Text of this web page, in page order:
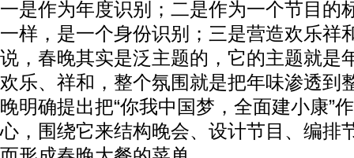
一是作为年度识别；二是作为一个节目的
一样，是一个身份识别；三是营造欢乐祥
说，春晚其实是泛主题的，它的主题就是
欢乐、祥和，整个氛围就是把年味渗透到
晚明确提出把“你我中国梦，全面建小康”
心，围绕它来结构晚会、设计节目、编排